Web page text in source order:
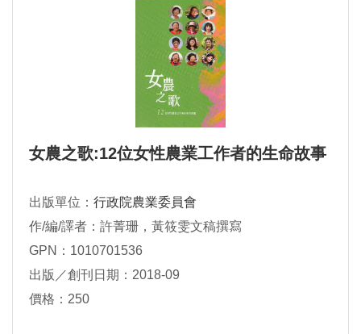
女農之歌:12位女性農業工作者的生命故事
出版單位： 行政院農業委員會
作/編/譯者：許菁珊，黃筱雯文稿撰寫
GPN：1010701536
出版／創刊日期：2018-09
價格：250